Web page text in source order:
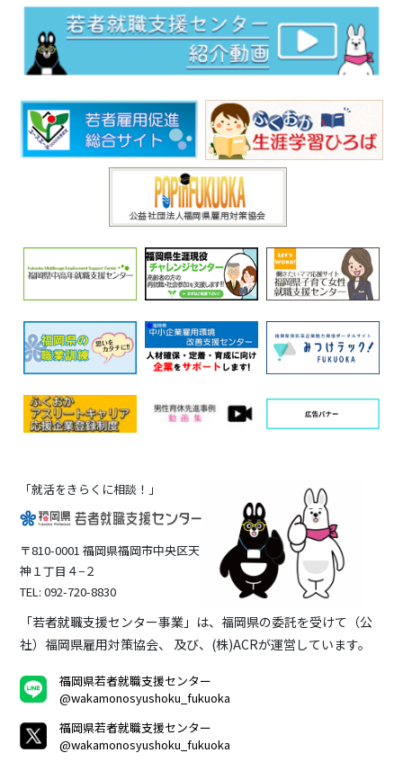
「就活をきらくに相談！」
〒810-0001 福岡県福岡市中央区天
神１丁目４−２
TEL: 092-720-8830
「若者就職支援センター事業」は、福岡県の委託を受けて（公
社）福岡県雇用対策協会、 及び、(株)ACRが運営しています。
福岡県若者就職支援センター
@wakamonosyushoku_fukuoka
福岡県若者就職支援センター
@wakamonosyushoku_fukuoka